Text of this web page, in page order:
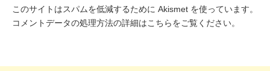
このサイトはスパムを低減するために Akismet を使っています。
コメントデータの処理方法の詳細はこちらをご覧ください。